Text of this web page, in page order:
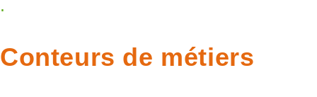
.
Conteurs de métiers